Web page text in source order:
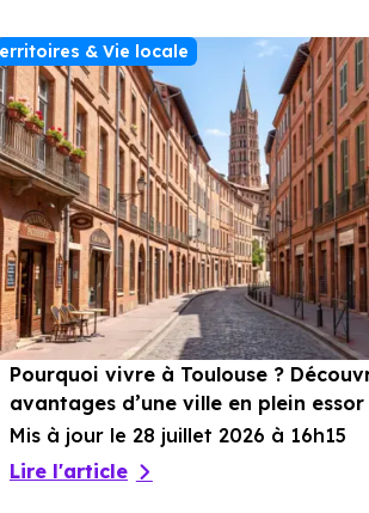
& Vie locale
Pourquoi vivre à Toulouse ?
avantages d’une ville en plein essor
Mis à jour le 28 juillet 2026 à 16h15
Lire l'article